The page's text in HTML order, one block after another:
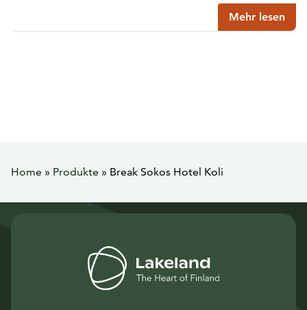
Mehr lesen
Home » Produkte » Break Sokos Hotel Koli